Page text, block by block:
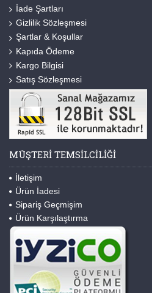
İade Şartları
Gizlilik Sözleşmesi
Şartlar & Koşullar
Kapıda Ödeme
Kargo Bilgisi
Satış Sözleşmesi
MÜŞTERI TEMSILCILIĞI
İletişim
Ürün İadesi
Sipariş Geçmişim
Ürün Karşılaştırma